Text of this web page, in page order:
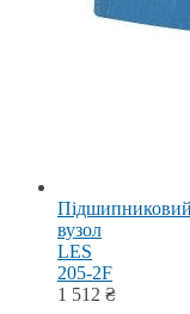
Підшипниковий
вузол
LES
205-2F
1 512 ₴